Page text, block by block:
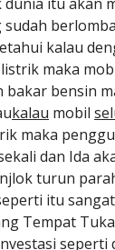
kalau
maka
bensin
kalau mobil
maka
dan Ida
turun
itu
Tempat
seperti